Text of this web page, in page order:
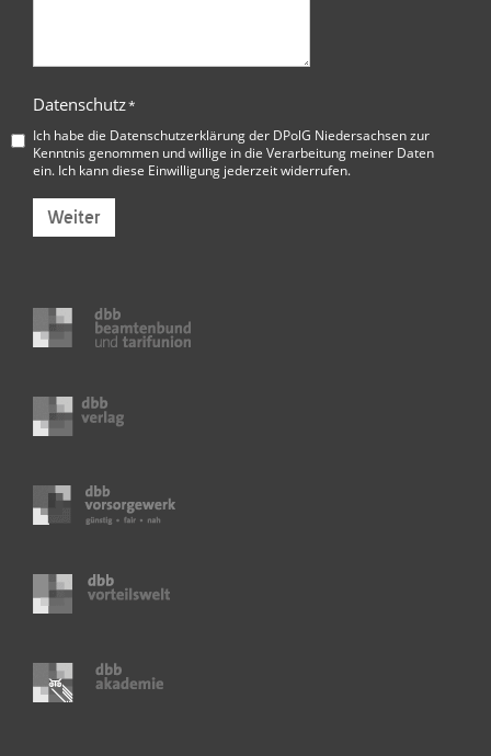
Datenschutz*
Ich habe die Datenschutzerklärung der DPolG Niedersachsenzur
Kenntnis genommen und willige in die Verarbeitung meiner Daten
ein. Ich kann diese Einwilligung jederzeit widerrufen.
Weiter